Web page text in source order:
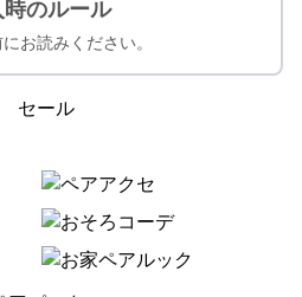
時のルール
お読みください。